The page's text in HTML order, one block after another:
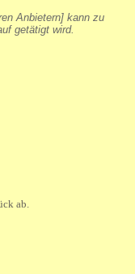
Anbietern] kann zu
getätigt wird.
ab.